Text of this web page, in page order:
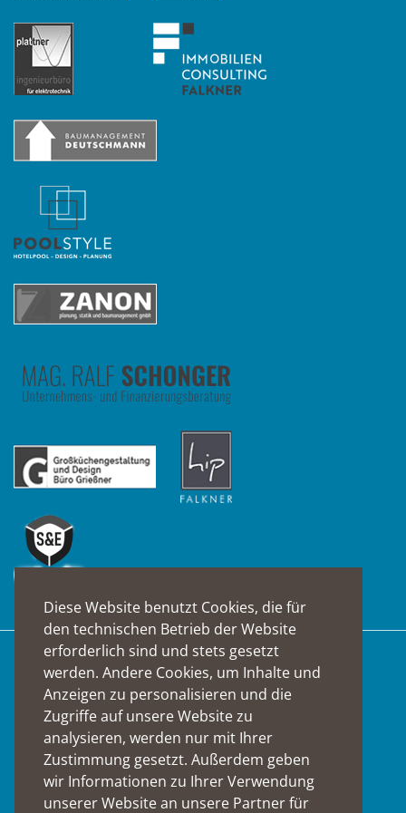
Diese Website benutzt Cookies, die für
den technischen Betrieb der Website
erforderlich sind und stets gesetzt
werden. Andere Cookies, um Inhalte und
Anzeigen zu personalisieren und die
Zugriffe auf unsere Website zu
analysieren, werden nur mit Ihrer
Zustimmung gesetzt. Außerdem geben
wir Informationen zu Ihrer Verwendung
unserer Website an unsere Partner für
Suche